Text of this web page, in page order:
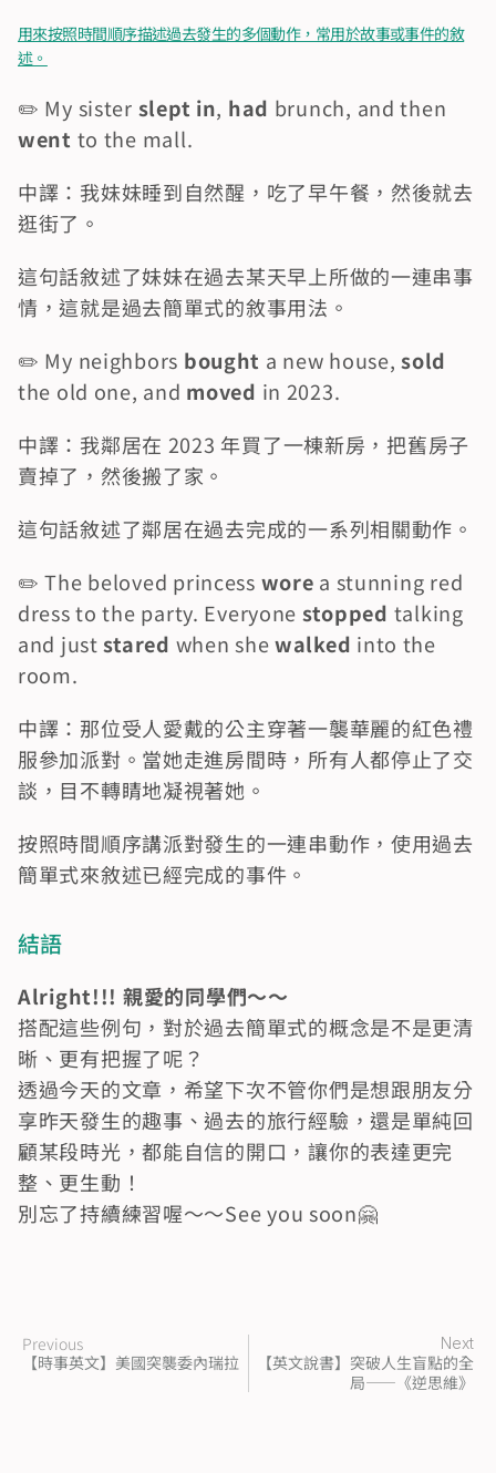
用來按照時間順序描述過去發生的多個動作，常用於故事或事件的敘
述。
✏️ My sister slept in, had
went to the mall.
中譯：我妹妹睡到自然醒，吃了早午餐，然後就去
逛街了。
這句話敘述了妹妹在過去某天早上所做的一連串事
情，這就是過去簡單式的敘事用法。
✏️ My neighbors bought a new house, sold
the old one, and moved in 2023.
中譯：我鄰居在 2023 年買了一棟新房，把舊房子
賣掉了，然後搬了家。
這句話敘述了鄰居在過去完成的一系列相關動作。
✏️ The beloved princess wore a stunning red
dress to the party. Everyone stopped talking
and just stared when she walked into the
room.
中譯：那位受人愛戴的公主穿著一襲華麗的紅色禮
服參加派對。當她走進房間時，所有人都停止了交
談，目不轉睛地凝視著她。
按照時間順序講派對發生的一連串動作，使用過去
簡單式來敘述已經完成的事件。
結語
Alright!!! 親愛的同學們～～
搭配這些例句，對於過去簡單式的概念是不是更清
晰、更有把握了呢？
透過今天的文章，希望下次不管你們是想跟朋友分
享昨天發生的趣事、過去的旅行經驗，還是單純回
顧某段時光，都能自信的開口，讓你的表達更完
整、更生動！
別忘了持續練習喔～～See you soon🤗
Previous
【時事英文】美國突襲委內瑞拉
Next
【英文說書】突破人生盲點的全
局——《逆思維》